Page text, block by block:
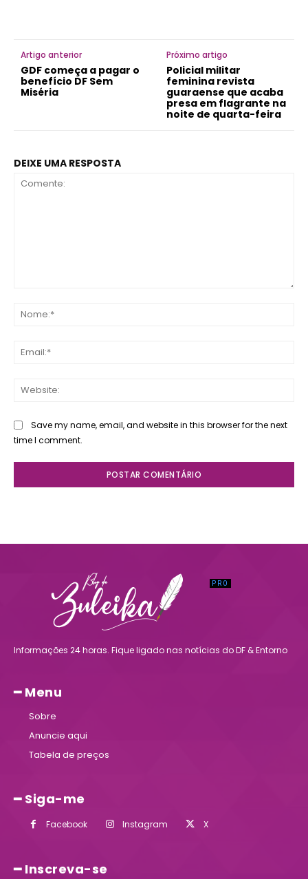
Artigo anterior
GDF começa a pagar o
benefício DF Sem
Miséria
Próximo artigo
Policial militar
feminina revista
guaraense que acaba
presa em flagrante na
noite de quarta-feira
DEIXE UMA RESPOSTA
Save my name, email, and website in this browser for the next
time I comment.
Informações 24 horas. Fique ligado nas notícias do DF & Entorno
━ Menu
Sobre
Anuncie aqui
Tabela de preços
━ Siga-me
Facebook Instagram X
━ Inscreva-se